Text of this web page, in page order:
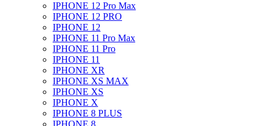
IPHONE 12 Pro Max
IPHONE 12 PRO
IPHONE 12
IPHONE 11 Pro Max
IPHONE 11 Pro
IPHONE 11
IPHONE XR
IPHONE XS MAX
IPHONE XS
IPHONE X
IPHONE 8 PLUS
IPHONE 8